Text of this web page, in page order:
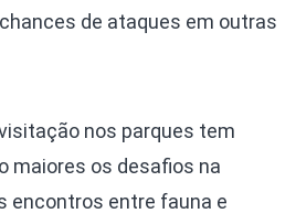
de ataques em outras
nos parques tem
maiores os desafios na
encontros entre fauna e